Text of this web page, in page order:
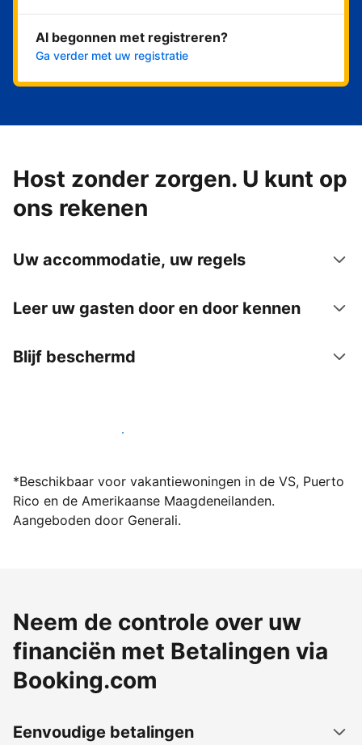
Al begonnen met registreren?
Ga verder met uw registratie
Host zonder zorgen. U kunt op
ons rekenen
Uw accommodatie, uw regels
Leer uw gasten door en door kennen
Blijf beschermd
Word vandaag nog host bij ons
*Beschikbaar voor vakantiewoningen in de VS, Puerto
Rico en de Amerikaanse Maagdeneilanden.
Aangeboden door Generali.
Neem de controle over uw
financiën met Betalingen via
Booking.com
Eenvoudige betalingen